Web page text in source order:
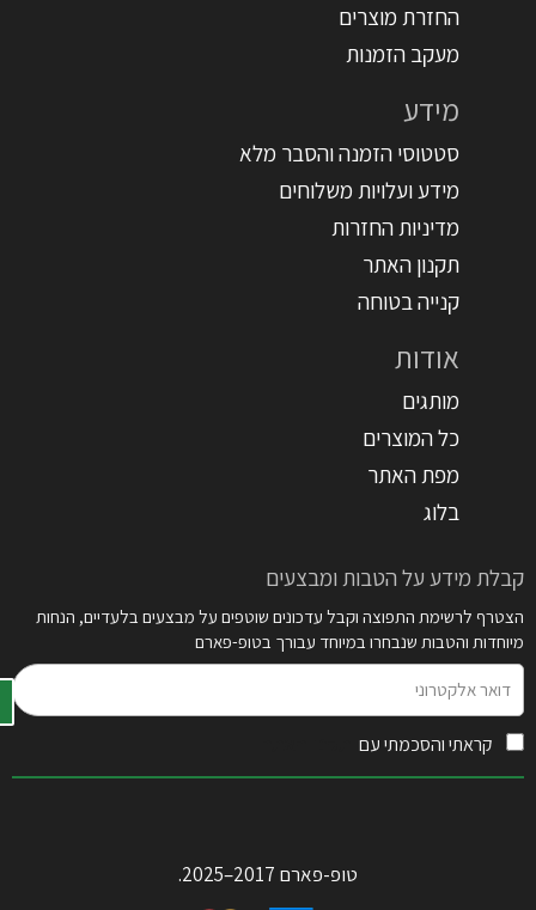
החזרת מוצרים
מעקב הזמנות
מידע
סטטוסי הזמנה והסבר מלא
מידע ועלויות משלוחים
מדיניות החזרות
תקנון האתר
קנייה בטוחה
אודות
מותגים
כל המוצרים
מפת האתר
בלוג
קבלת מידע על הטבות ומבצעים
הצטרף לרשימת התפוצה וקבל עדכונים שוטפים על מבצעים בלעדיים, הנחות
מיוחדות והטבות שנבחרו במיוחד עבורך בטופ-פארם
אלקטרוני
קראתי והסכמתי עם
טופ-פארם 2017–2025.